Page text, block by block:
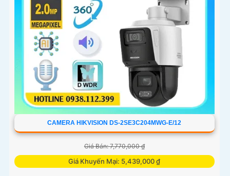
CAMERA HIKVISION DS-2SE3C204MWG-E/12
Giá Bán: 7,770,000 ₫
Giá Khuyến Mại: 5,439,000 ₫